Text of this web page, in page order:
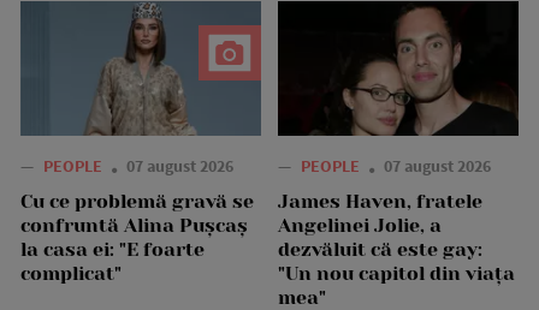
— PEOPLE 07 august 2026
Cu ce problemă gravă se
confruntă Alina Pușcaș
la casa ei: "E foarte
complicat"
— PEOPLE 07 august 2026
James Haven, fratele
Angelinei Jolie, a
dezvăluit că este gay:
"Un nou capitol din viața
mea"